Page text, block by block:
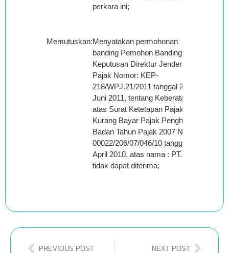
perkara ini;
Memutuskan:Menyatakan permohonan
banding Pemohon Banding atas
Keputusan Direktur Jenderal
Pajak Nomor: KEP-
218/WPJ.21/2011 tanggal 20
Juni 2011, tentang Keberatan
atas Surat Ketetapan Pajak
Kurang Bayar Pajak Penghasilan
Badan Tahun Pajak 2007 Nomor:
00022/206/07/046/10 tanggal 23
April 2010, atas nama : PT. XXX,
tidak dapat diterima;
PREVIOUS POST NEXT POST